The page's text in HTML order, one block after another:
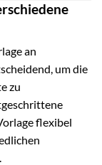
an
um die
zu
flexibel